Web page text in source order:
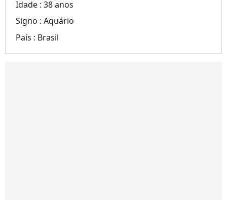
Idade :38 anos
Signo :Aquário
País : Brasil